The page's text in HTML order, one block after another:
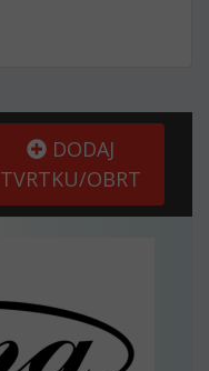
DODAJ
TVRTKU/OBRT